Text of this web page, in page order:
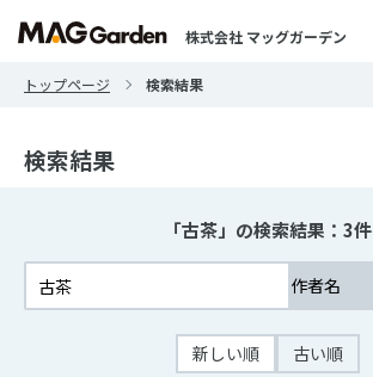
株式会社 マッグガーデン
トップページ 検索結果
検索結果
「古茶」の検索結果：3件
新しい順 古い順